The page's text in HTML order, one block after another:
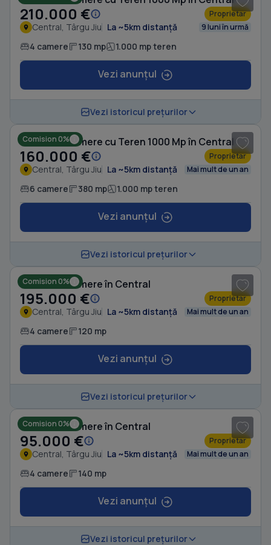
210.000 € Proprietar
Central, Târgu Jiu La ~5km distanță 9 luni în urmă
4 camere 130 mp 1.000 mp teren
Vezi anunțul
Vezi istoricul prețurilor
Comision 0%
Casă cu 6 camere cu Teren 1000 Mp în Central
160.000 € Proprietar
Central, Târgu Jiu La ~5km distanță Mai mult de un an
6 camere 380 mp 1.000 mp teren
Vezi anunțul
Vezi istoricul prețurilor
Comision 0%
Casă cu 4 camere în Central
195.000 € Proprietar
Central, Târgu Jiu La ~5km distanță Mai mult de un an
4 camere 120 mp
Vezi anunțul
Vezi istoricul prețurilor
Comision 0%
Casă cu 4 camere în Central
95.000 € Proprietar
Central, Târgu Jiu La ~5km distanță Mai mult de un an
4 camere 140 mp
Vezi anunțul
Vezi istoricul prețurilor